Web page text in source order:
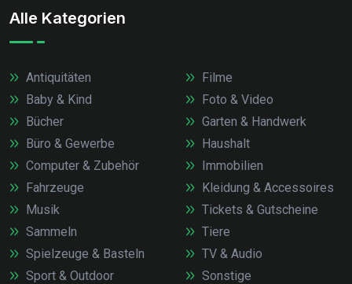
Alle Kategorien
Antiquitäten
Baby & Kind
Bücher
Büro & Gewerbe
Computer & Zubehör
Fahrzeuge
Filme
Foto & Video
Garten & Handwerk
Haushalt
Immobilien
Kleidung & Accessoires
Musik
Sammeln
Spielzeuge & Basteln
Sport & Outdoor
Tickets & Gutscheine
Tiere
TV & Audio
Sonstige